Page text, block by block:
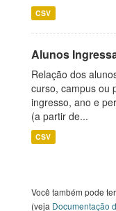
CSV
Alunos
Relação dos
curso, campus ou
ingresso, ano e
(a partir de...
CSV
Você também pode
(veja Documentação